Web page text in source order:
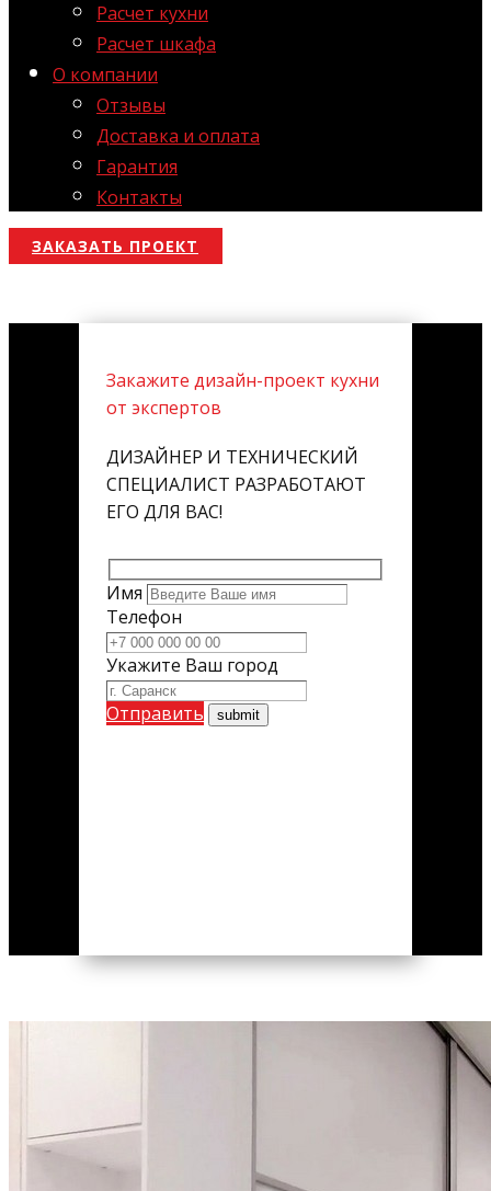
Расчет кухни
Расчет шкафа
О компании
Отзывы
Доставка и оплата
Гарантия
Контакты
ЗАКАЗАТЬ ПРОЕКТ
Закажите дизайн-проект кухни
от экспертов
ДИЗАЙНЕР И ТЕХНИЧЕСКИЙ
СПЕЦИАЛИСТ РАЗРАБОТАЮТ
ЕГО ДЛЯ ВАС!
Имя
Телефон
Укажите Ваш город
Отправить